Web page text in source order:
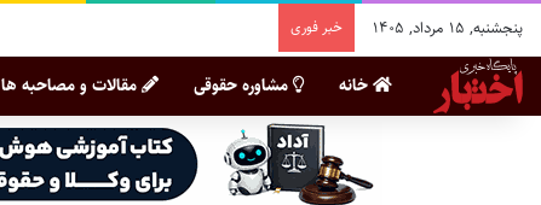
پنجشنبه, ۱۵ مرداد, ۱۴۰۵ خبر فوری
خانه مشاوره حقوقی مقالات و مصاحبه ها